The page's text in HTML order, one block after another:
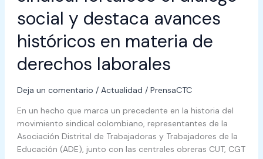
social y destaca avances
históricos en materia de
derechos laborales
Deja un comentario / Actualidad / PrensaCTC
En un hecho que marca un precedente en la historia del
movimiento sindical colombiano, representantes de la
Asociación Distrital de Trabajadoras y Trabajadores de la
Educación (ADE), junto con las centrales obreras CUT, CGT